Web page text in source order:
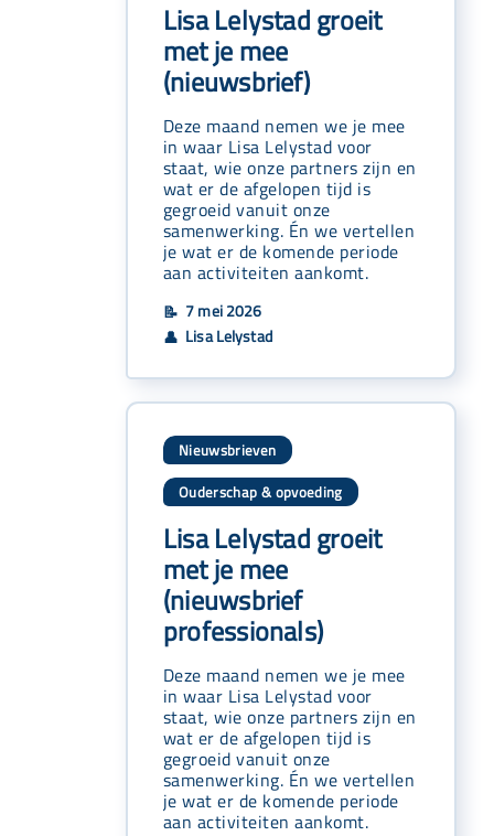
Lisa Lelystad groeit
met je mee
(nieuwsbrief)
Deze maand nemen we je mee
in waar Lisa Lelystad voor
staat, wie onze partners zijn en
wat er de afgelopen tijd is
gegroeid vanuit onze
samenwerking. Én we vertellen
je wat er de komende periode
aan activiteiten aankomt.
📝 7 mei 2026
👤 Lisa Lelystad
Nieuwsbrieven
Ouderschap & opvoeding
Lisa Lelystad groeit
met je mee
(nieuwsbrief
professionals)
Deze maand nemen we je mee
in waar Lisa Lelystad voor
staat, wie onze partners zijn en
wat er de afgelopen tijd is
gegroeid vanuit onze
samenwerking. Én we vertellen
je wat er de komende periode
aan activiteiten aankomt.